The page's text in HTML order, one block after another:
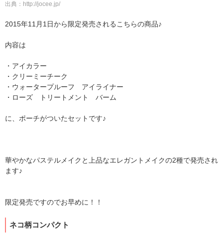
出典： http://jocee.jp/
2015年11月1日から限定発売されるこちらの商品♪
内容は
・アイカラー
・クリーミーチーク
・ウォータープルーフ アイライナー
・ローズ トリートメント バーム
に、ポーチがついたセットです♪
華やかなパステルメイクと上品なエレガントメイクの2種で発売され
ます♪
限定発売ですのでお早めに！！
ネコ柄コンパクト